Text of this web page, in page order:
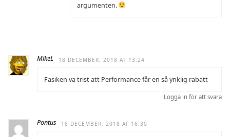
argumenten.
MikeL 18 DECEMBER, 2018 AT 13:24
Fasiken va trist att Performance får en så ynklig rabatt
Logga in för att svara
Pontus 18 DECEMBER, 2018 AT 16:30